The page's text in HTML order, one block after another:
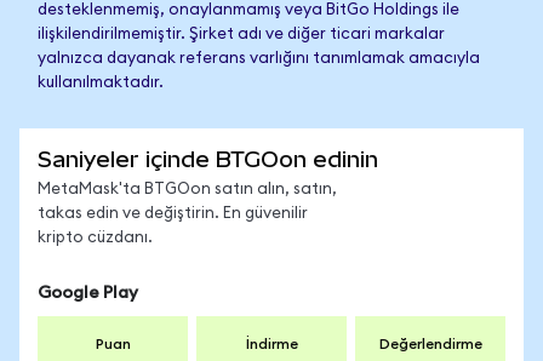
desteklenmemiş, onaylanmamış veya BitGo Holdings ile
ilişkilendirilmemiştir. Şirket adı ve diğer ticari markalar
yalnızca dayanak referans varlığını tanımlamak amacıyla
kullanılmaktadır.
Saniyeler içinde BTGOon edinin
MetaMask'ta BTGOon satın alın, satın,
takas edin ve değiştirin. En güvenilir
kripto cüzdanı.
Google Play
Puan İndirme Değerlendirme